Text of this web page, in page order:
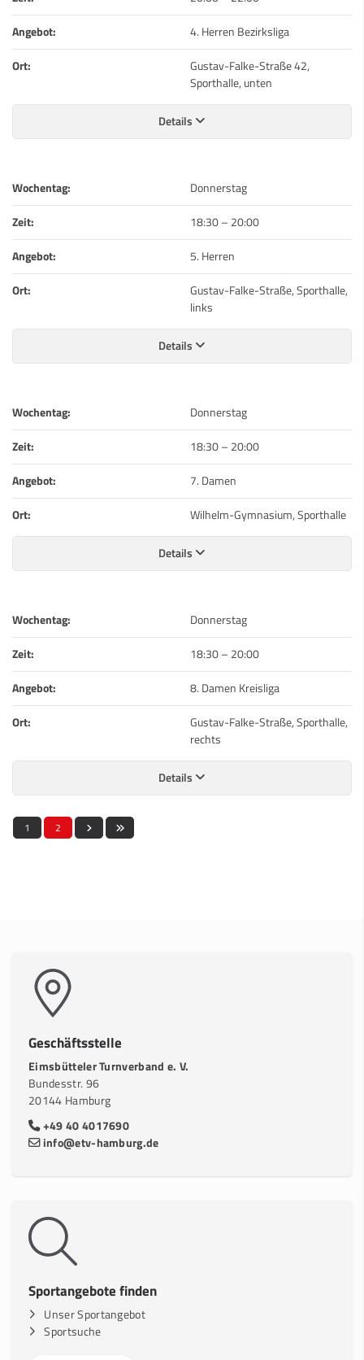
Angebot:
4. Herren Bezirksliga
Ort:
Gustav-Falke-Straße 42,
Sporthalle, unten
Details
Wochentag:
Donnerstag
Zeit:
18:30– 20:00
Angebot:
5. Herren
Ort:
Gustav-Falke-Straße, Sporthalle,
links
Details
Wochentag:
Donnerstag
Zeit:
18:30– 20:00
Angebot:
7. Damen
Ort:
Wilhelm-Gymnasium, Sporthalle
Details
Wochentag:
Donnerstag
Zeit:
18:30– 20:00
Angebot:
8. Damen Kreisliga
Ort:
Gustav-Falke-Straße, Sporthalle,
rechts
Details
1 2
Geschäftsstelle
Eimsbütteler Turnverband e. V.
Bundesstr. 96
20144 Hamburg
+49 40 4017690
info@etv-hamburg.de
Sportangebote finden
Unser Sportangebot
Sportsuche